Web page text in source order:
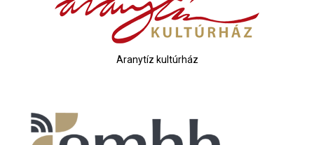
Aranytíz kultúrház